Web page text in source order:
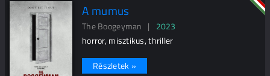
A mumus
The Boogeyman | 2023
horror, misztikus, thriller
Részletek »